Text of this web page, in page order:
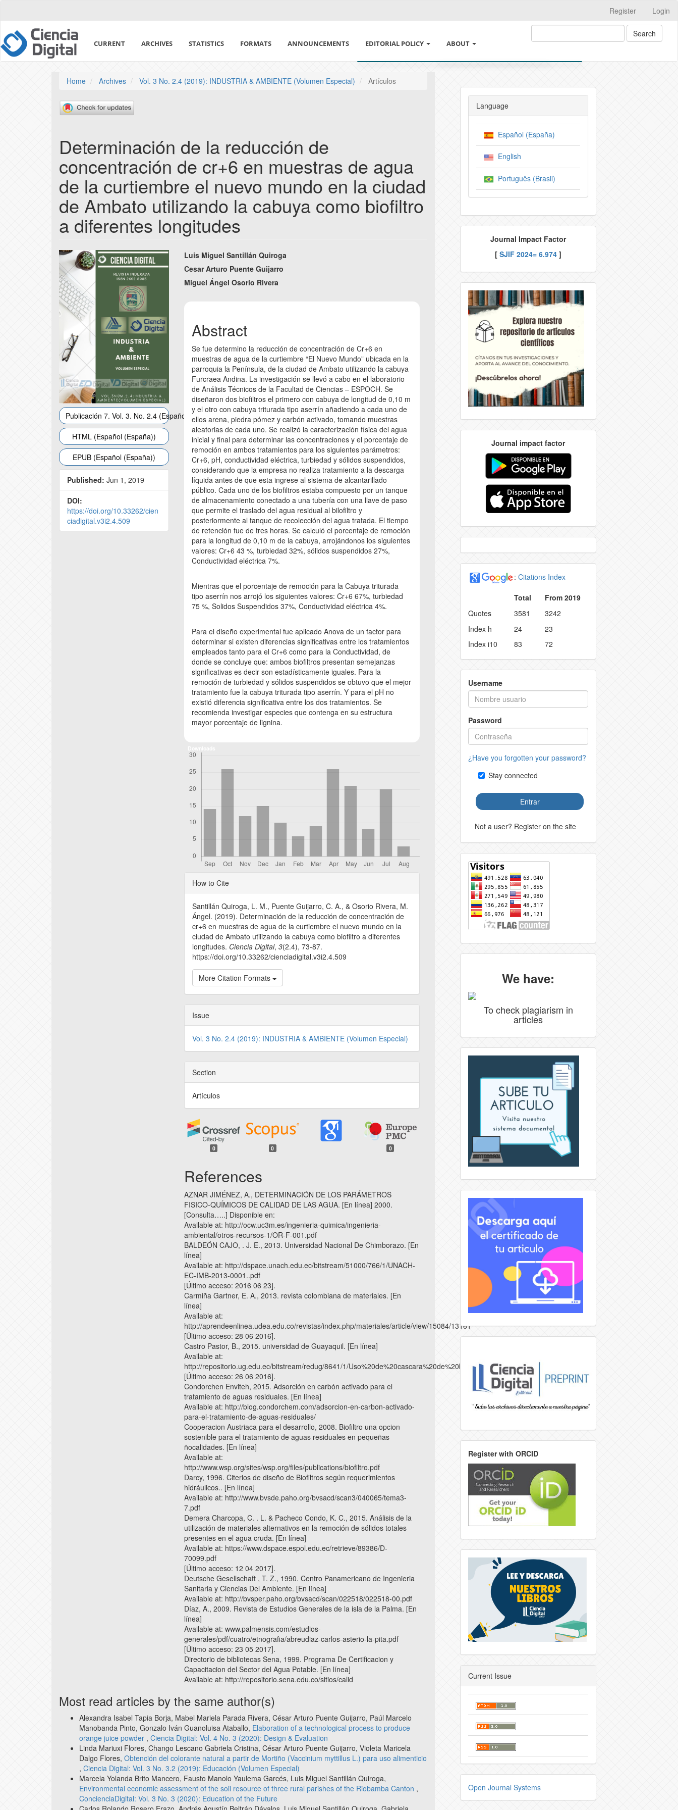
page
content
Main
Register Login
CURRENT ARCHIVES STATISTICS FORMATS ANNOUNCEMENTS EDITORIAL POLICY
DECLARATION OF ETHICS AND GOOD PRACTICES
CONFLICT OF INTEREST AND CHANGES IN AUTHORSHIP
MAGAZINE SECTION AND ARCHIVE POLICIES
POLITICAL PEER REVIEW
AUTHORSHIP POLICY AND AUTHOR CHARGES
COPYRIGHT AND REPRODUCTION RIGHTS
CORRECTION AND RETRACTION POLICY
ABOUT
CROSSMARK
LEGAL INFORMATION
SUBMISSIONS
EDITORIAL AND PRODUCTION PROCESS
INSTRUCTIONS FOR AUTHORS
EDITORIAL TEAM
INDEXACIÓN
REJECTION RATE
CONTACT
Search
Home Archives Vol. 3 No. 2.4 (2019): INDUSTRIA & AMBIENTE (Volumen Especial) Artículos
Determinación de la reducción de
concentración de cr+6 en muestras de agua
de la curtiembre el nuevo mundo en la ciudad
de Ambato utilizando la cabuya como biofiltro
a diferentes longitudes
Article
Sidebar
Publicación 7. Vol. 3. No. 2.4 (Español (España))
HTML (Español (España))
EPUB (Español (España))
Published: Jun 1, 2019
DOI:
https://doi.org/10.33262/cien
ciadigital.v3i2.4.509
Main
Article
Content
Luis Miguel Santillán Quiroga
Cesar Arturo Puente Guijarro
Miguel Ángel Osorio Rivera
Abstract
Se fue determino la reducción de concentración de Cr+6 en
muestras de agua de la curtiembre “El Nuevo Mundo” ubicada en la
parroquia la Península, de la ciudad de Ambato utilizando la cabuya
Furcraea Andina. La investigación se llevó a cabo en el laboratorio
de Análisis Técnicos de la Facultad de Ciencias – ESPOCH. Se
diseñaron dos biofiltros el primero con cabuya de longitud de 0,10 m
y el otro con cabuya triturada tipo aserrín añadiendo a cada uno de
ellos arena, piedra pómez y carbón activado, tomando muestras
aleatorias de cada uno. Se realizó la caracterización física del agua
inicial y final para determinar las concentraciones y el porcentaje de
remoción en ambos tratamientos para los siguientes parámetros:
Cr+6, pH, conductividad eléctrica, turbiedad y sólidos suspendidos,
considerando que la empresa no realiza tratamiento a la descarga
líquida antes de que esta ingrese al sistema de alcantarillado
público. Cada uno de los biofiltros estaba compuesto por un tanque
de almacenamiento conectado a una tubería con una llave de paso
que permite el traslado del agua residual al bilofiltro y
posteriormente al tanque de recolección del agua tratada. El tiempo
de retención fue de tres horas. Se calculó el porcentaje de remoción
para la longitud de 0,10 m de la cabuya, arrojándonos los siguientes
valores: Cr+6 43 %, turbiedad 32%, sólidos suspendidos 27%,
Conductividad eléctrica 7%.
Mientras que el porcentaje de remoción para la Cabuya triturada
tipo aserrín nos arrojó los siguientes valores: Cr+6 67%, turbiedad
75 %, Solidos Suspendidos 37%, Conductividad eléctrica 4%.
Para el diseño experimental fue aplicado Anova de un factor para
determinar si existen diferencias significativas entre los tratamientos
empleados tanto para el Cr+6 como para la Conductividad, de
donde se concluye que: ambos biofiltros presentan semejanzas
significativas es decir son estadísticamente iguales. Para la
remoción de turbiedad y sólidos suspendidos se obtuvo que el mejor
tratamiento fue la cabuya triturada tipo aserrín. Y para el pH no
existió diferencia significativa entre los dos tratamientos. Se
recomienda investigar especies que contenga en su estructura
mayor porcentaje de lignina.
Article
Details
How to Cite
Santillán Quiroga, L. M., Puente Guijarro, C. A., & Osorio Rivera, M.
Ángel. (2019). Determinación de la reducción de concentración de
cr+6 en muestras de agua de la curtiembre el nuevo mundo en la
ciudad de Ambato utilizando la cabuya como biofiltro a diferentes
longitudes. Ciencia Digital,3(2.4), 73-87.
https://doi.org/10.33262/cienciadigital.v3i2.4.509
More Citation Formats
Issue
Vol. 3 No. 2.4 (2019): INDUSTRIA & AMBIENTE (Volumen Especial)
Section
Artículos
0 0 0
References
AZNAR JIMÉNEZ, A., DETERMINACIÓN DE LOS PARÁMETROS
FISICO-QUÍMICOS DE CALIDAD DE LAS AGUA. [En línea] 2000.
[Consulta…..] Disponible en:
Available at: http://ocw.uc3m.es/ingenieria-quimica/ingenieria-
ambiental/otros-recursos-1/OR-F-001.pdf
BALDEÓN CAJO, . J. E., 2013. Universidad Nacional De Chimborazo. [En
línea]
Available at: http://dspace.unach.edu.ec/bitstream/51000/766/1/UNACH-
EC-IMB-2013-0001..pdf
[Último acceso: 2016 06 23].
Carmiña Gartner, E. A., 2013. revista colombiana de materiales. [En
línea]
Available at:
http://aprendeenlinea.udea.edu.co/revistas/index.php/materiales/article/view/15084/13161
[Último acceso: 28 06 2016].
Castro Pastor, B., 2015. universidad de Guayaquil. [En línea]
Available at:
http://repositorio.ug.edu.ec/bitstream/redug/8641/1/Uso%20de%20cascara%20de%20banano_Dr.%20Castro.pdf
[Último acceso: 26 06 2016].
Condorchen Enviteh, 2015. Adsorción en carbón activado para el
tratamiento de aguas residuales. [En línea]
Available at: http://blog.condorchem.com/adsorcion-en-carbon-activado-
para-el-tratamiento-de-aguas-residuales/
Cooperacion Austriaca para el desarrollo, 2008. Biofiltro una opcion
sostenible para el tratamiento de aguas residuales en pequeñas
ñocalidades. [En línea]
Available at:
http://www.wsp.org/sites/wsp.org/files/publications/biofiltro.pdf
Darcy, 1996. Citerios de diseño de Biofiltros según requerimientos
hidráulicos.. [En línea]
Available at: http://www.bvsde.paho.org/bvsacd/scan3/040065/tema3-
7.pdf
Demera Charcopa, C. . L. & Pacheco Condo, K. C., 2015. Análisis de la
utilización de materiales alternativos en la remoción de sólidos totales
presentes en el agua cruda. [En línea]
Available at: https://www.dspace.espol.edu.ec/retrieve/89386/D-
70099.pdf
[Último acceso: 12 04 2017].
Deutsche Gesellschaft , T. Z., 1990. Centro Panamericano de Ingenieria
Sanitaria y Ciencias Del Ambiente. [En línea]
Available at: http://bvsper.paho.org/bvsacd/scan/022518/022518-00.pdf
Díaz, A., 2009. Revista de Estudios Generales de la isla de la Palma. [En
línea]
Available at: www.palmensis.com/estudios-
generales/pdf/cuatro/etnografia/abreudiaz-carlos-asterio-la-pita.pdf
[Último acceso: 23 05 2017].
Directorio de bibliotecas Sena, 1999. Programa De Certificacion y
Capacitacion del Sector del Agua Potable. [En línea]
Available at: http://repositorio.sena.edu.co/sitios/calid
Most read articles by the same author(s)
Alexandra Isabel Tapia Borja, Mabel Mariela Parada Rivera, César Arturo Puente Guijarro, Paúl Marcelo
Manobanda Pinto, Gonzalo Iván Guanoluisa Ataballo, Elaboration of a technological process to produce
orange juice powder , Ciencia Digital: Vol. 4 No. 3 (2020): Design & Evaluation
Linda Mariuxi Flores, Chango Lescano Gabriela Cristina, César Arturo Puente Guijarro, Violeta Maricela
Dalgo Flores, Obtención del colorante natural a partir de Mortiño (Vaccinium myttillus L.) para uso alimenticio
, Ciencia Digital: Vol. 3 No. 3.2 (2019): Educación (Volumen Especial)
Marcela Yolanda Brito Mancero, Fausto Manolo Yaulema Garcés, Luis Miguel Santillán Quiroga,
Environmental economic assessment of the soil resource of three rural parishes of the Riobamba Canton ,
ConcienciaDigital: Vol. 3 No. 3 (2020): Education of the Future
Language
Español (España)
English
Português (Brasil)
Journal Impact Factor
[ SJIF 2024= 6.974 ]
Journal impact factor
: Citations Index
Total
From 2019
Quotes
3581
3242
Index h
24
23
Index i10
83 72
Username
Password
¿Have you forgotten your password?
Stay connected
Entrar
Not a user? Register on the site
We have:
To check plagiarism in
articles
Register with ORCID
Current Issue
Open Journal Systems